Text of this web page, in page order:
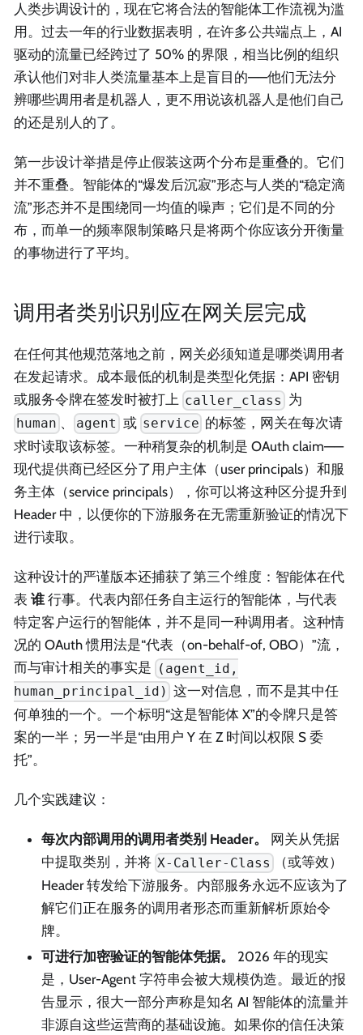
人类步调设计的，现在它将合法的智能体工作流视为滥
用。过去一年的行业数据表明，在许多公共端点上，AI
驱动的流量已经跨过了 50% 的界限，相当比例的组织
承认他们对非人类流量基本上是盲目的——他们无法分
辨哪些调用者是机器人，更不用说该机器人是他们自己
的还是别人的了。
第一步设计举措是停止假装这两个分布是重叠的。它们
并不重叠。智能体的“爆发后沉寂”形态与人类的“稳定滴
流”形态并不是围绕同一均值的噪声；它们是不同的分
布，而单一的频率限制策略只是将两个你应该分开衡量
的事物进行了平均。
调用者类别识别应在网关层完成
在任何其他规范落地之前，网关必须知道是哪类调用者
在发起请求。成本最低的机制是类型化凭据：API 密钥
或服务令牌在签发时被打上 caller_class 为
human 、 agent 或 service 的标签，网关在每次请
求时读取该标签。一种稍复杂的机制是 OAuth claim——
现代提供商已经区分了用户主体（user principals）和服
务主体（service principals），你可以将这种区分提升到
Header 中，以便你的下游服务在无需重新验证的情况下
进行读取。
这种设计的严谨版本还捕获了第三个维度：智能体在代
表 谁行事。代表内部任务自主运行的智能体，与代表
特定客户运行的智能体，并不是同一种调用者。这种情
况的 OAuth 惯用法是“代表（on-behalf-of, OBO）”流，
而与审计相关的事实是 (agent_id,
human_principal_id) 这一对信息，而不是其中任
何单独的一个。一个标明“这是智能体 X”的令牌只是答
案的一半；另一半是“由用户 Y 在 Z 时间以权限 S 委
托”。
几个实践建议：
每次内部调用的调用者类别 Header。
网关从凭据
中提取类别，并将 X-Caller-Class
（或等效）
Header 转发给下游服务。内部服务永远不应该为了
解它们正在服务的调用者形态而重新解析原始令
牌。
可进行加密验证的智能体凭据。
2026 年的现实
是，User-Agent 字符串会被大规模伪造。最近的报
告显示，很大一部分声称是知名 AI 智能体的流量并
非源自这些运营商的基础设施。如果你的信任决策